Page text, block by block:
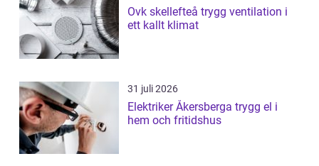
Ovk skellefteå trygg ventilation i
ett kallt klimat
31 juli 2026
Elektriker Åkersberga trygg el i
hem och fritidshus